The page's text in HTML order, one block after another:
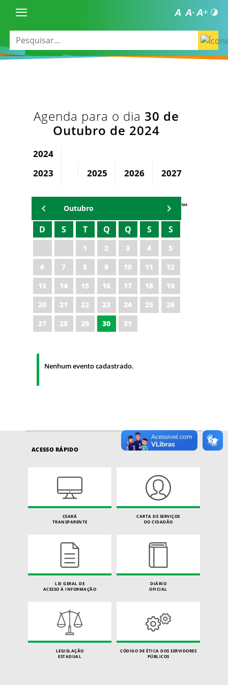
Agenda para o dia 30 de
Outubro de 2024
2024
2023
2025 2026 2027
Agenda Secretárias
Outubro
D S T Q Q S S
1 2 3 4
5
6
7 8 9 10 11
12
13
14 15 16 17 18
19
20
21 22 23 24 25
26
27
28 29 30 31
Nenhum evento cadastrado.
ACESSO RÁPIDO
CEARÁ
TRANSPARENTE
CARTA DE SERVIÇOS
DO CIDADÃO
LEI GERAL DE
ACESSO À INFORMAÇÃO
DIÁRIO
OFICIAL
LEGISLAÇÃO
ESTADUAL
CÓDIGO DE ÉTICA DOS SERVIDORES
PÚBLICOS